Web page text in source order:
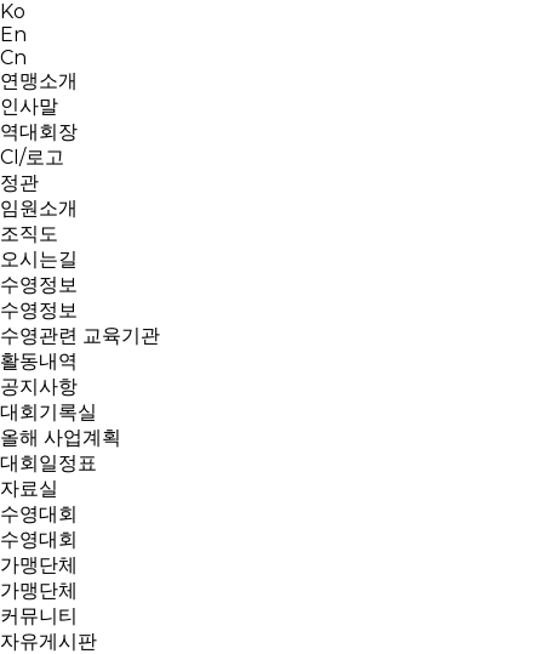
Ko
En
Cn
연맹소개
인사말
역대회장
CI/로고
정관
임원소개
조직도
오시는길
수영정보
수영정보
수영관련 교육기관
활동내역
공지사항
대회기록실
올해 사업계획
대회일정표
자료실
수영대회
수영대회
가맹단체
가맹단체
커뮤니티
자유게시판